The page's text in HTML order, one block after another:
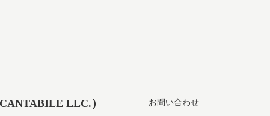
LLC.） お問い合わせ